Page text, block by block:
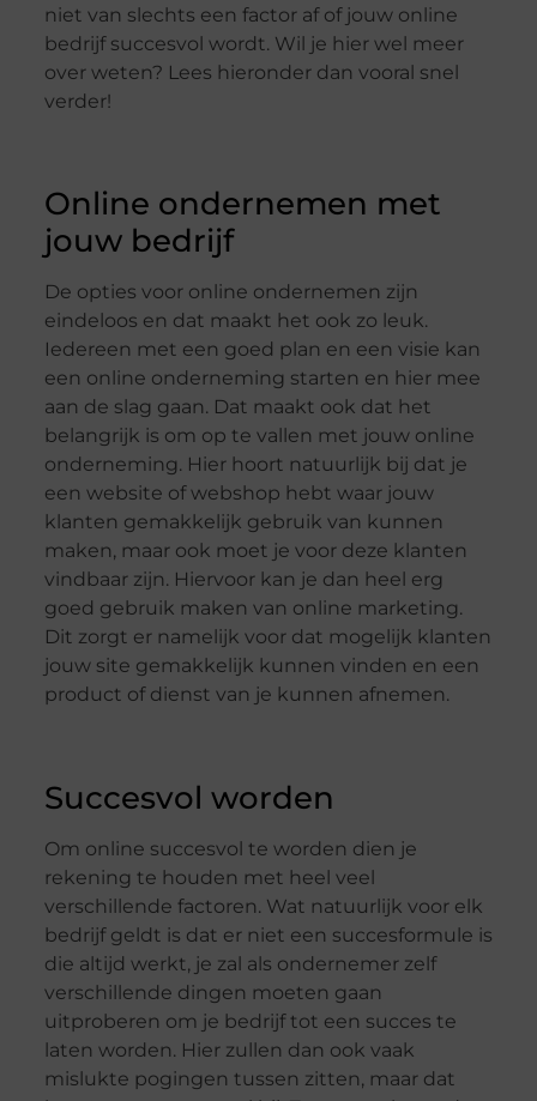
niet van slechts een factor af of jouw online
bedrijf succesvol wordt. Wil je hier wel meer
over weten? Lees hieronder dan vooral snel
verder!
Online ondernemen met
jouw bedrijf
De opties voor online ondernemen zijn
eindeloos en dat maakt het ook zo leuk.
Iedereen met een goed plan en een visie kan
een online onderneming starten en hier mee
aan de slag gaan. Dat maakt ook dat het
belangrijk is om op te vallen met jouw online
onderneming. Hier hoort natuurlijk bij dat je
een website of webshop hebt waar jouw
klanten gemakkelijk gebruik van kunnen
maken, maar ook moet je voor deze klanten
vindbaar zijn. Hiervoor kan je dan heel erg
goed gebruik maken van online marketing.
Dit zorgt er namelijk voor dat mogelijk klanten
jouw site gemakkelijk kunnen vinden en een
product of dienst van je kunnen afnemen.
Succesvol worden
Om online succesvol te worden dien je
rekening te houden met heel veel
verschillende factoren. Wat natuurlijk voor elk
bedrijf geldt is dat er niet een succesformule is
die altijd werkt, je zal als ondernemer zelf
verschillende dingen moeten gaan
uitproberen om je bedrijf tot een succes te
laten worden. Hier zullen dan ook vaak
mislukte pogingen tussen zitten, maar dat